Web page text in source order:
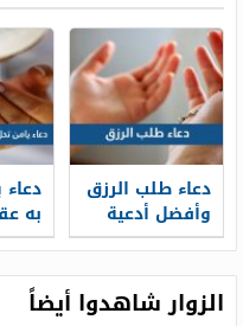
دعاء طلب الرزق
وأفضل أدعية
طلب الرزق من
به
الزوار شاهدوا أيضاً